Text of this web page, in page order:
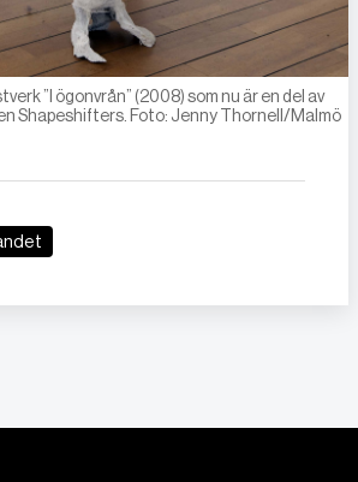
”I ögonvrån” (2008) som nu är en del av
Shapeshifters. Foto: Jenny Thornell/Malmö